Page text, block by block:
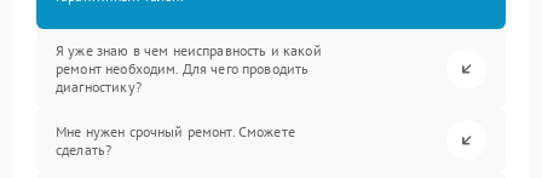
Я уже знаю в чем неисправность и какой
ремонт необходим. Для чего проводить
диагностику?
Мне нужен срочный ремонт. Сможете
сделать?